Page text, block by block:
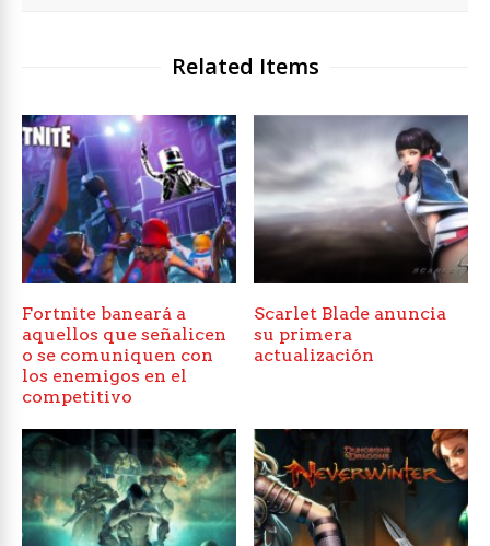
Related Items
Fortnite baneará a
aquellos que señalicen
o se comuniquen con
los enemigos en el
competitivo
Scarlet Blade anuncia
su primera
actualización